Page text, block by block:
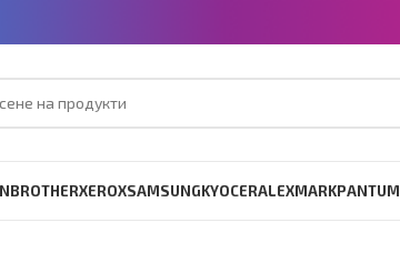
BROTHERXEROXSAMSUNGKYOCERALEXMARKPANTUM